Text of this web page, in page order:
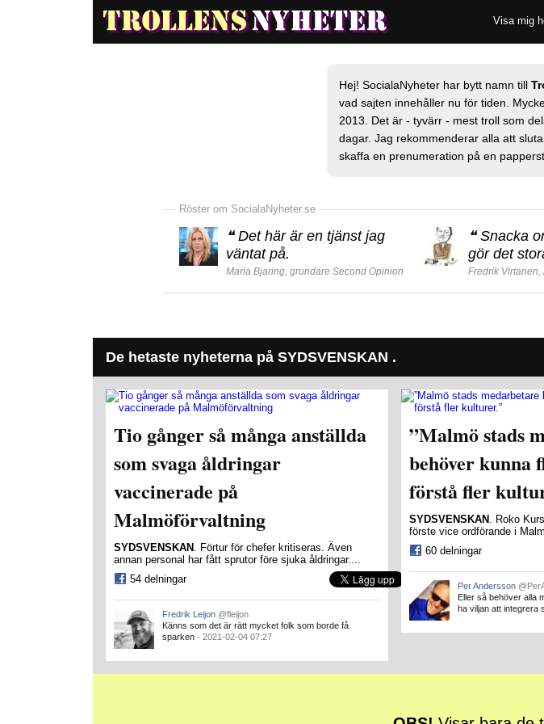
Visa mig
Hej! SocialaNyheter har bytt namn till
vad sajten innehåller nu för tiden.
2013. Det är - tyvärr - mest troll som
dagar. Jag rekommenderar alla att
skaffa en prenumeration på en
Röster om SocialaNyheter.se
❝ Det här är en tjänst jag
väntat på.
Maria Bjaring, grundare Second Opinion
❝ Snacka
gör det
Fredrik Virtanen,
De hetaste nyheterna på SYDSVENSKAN .
Tio gånger så många anställda
som svaga åldringar
vaccinerade på
Malmöförvaltning
SYDSVENSKAN . Förtur för chefer kritiseras. Även
annan personal har fått sprutor före sjuka åldringar....
54 delningar
Fredrik Leijon @fleijon
Känns som det är rätt mycket folk som borde få
sparken - 2021-02-04 07:27
”Malmö stads
behöver kunna
förstå fler
SYDSVENSKAN . Roko
förste vice ordförande i
60 delningar
Per Andersson
Eller så behöver alla
ha viljan att integrera